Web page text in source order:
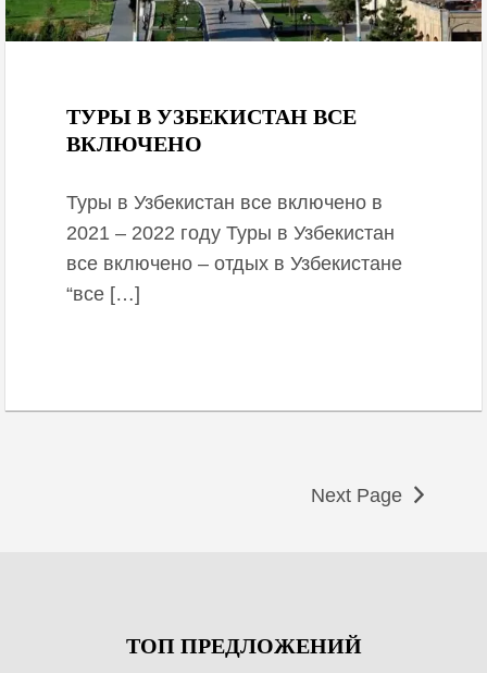
ТУРЫ В УЗБЕКИСТАН ВСЕ
ВКЛЮЧЕНО
Туры в Узбекистан все включено в
2021 – 2022 году Туры в Узбекистан
все включено – отдых в Узбекистане
“все […]
Next Page
ТОП ПРЕДЛОЖЕНИЙ